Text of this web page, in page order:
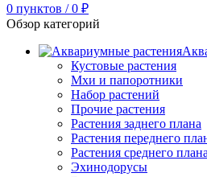
0 пунктов / 0 ₽
Обзор категорий
Кустовые растения
Мхи и папоротники
Набор растений
Прочие растения
Растения заднего плана
Растения переднего
Растения среднего плана
Эхинодорусы